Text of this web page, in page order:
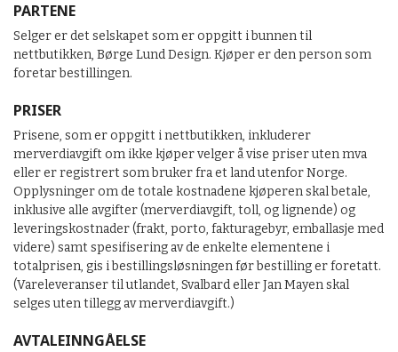
PARTENE
Selger er det selskapet som er oppgitt i bunnen til
nettbutikken, Børge Lund Design. Kjøper er den person som
foretar bestillingen.
PRISER
Prisene, som er oppgitt i nettbutikken, inkluderer
merverdiavgift om ikke kjøper velger å vise priser uten mva
eller er registrert som bruker fra et land utenfor Norge.
Opplysninger om de totale kostnadene kjøperen skal betale,
inklusive alle avgifter (merverdiavgift, toll, og lignende) og
leveringskostnader (frakt, porto, fakturagebyr, emballasje med
videre) samt spesifisering av de enkelte elementene i
totalprisen, gis i bestillingsløsningen før bestilling er foretatt.
(Vareleveranser til utlandet, Svalbard eller Jan Mayen skal
selges uten tillegg av merverdiavgift.)
AVTALEINNGÅELSE